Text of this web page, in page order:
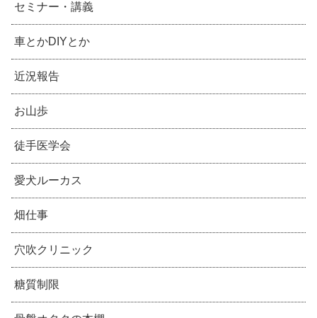
セミナー・講義
車とかDIYとか
近況報告
お山歩
徒手医学会
愛犬ルーカス
畑仕事
穴吹クリニック
糖質制限